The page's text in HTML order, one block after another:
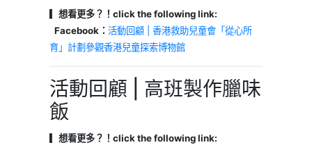
▎想看更多？！click the following link:
Facebook： 活動回顧 | 香港救助兒童會「從心所
育」計劃參觀香港兒童探索博物館
活動回顧 | 高班製作臘味
飯
▎想看更多？！click the following link: